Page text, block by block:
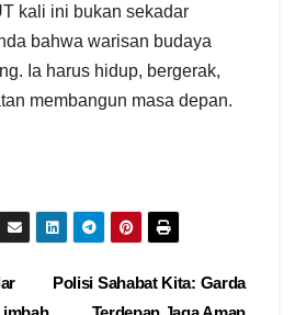
kali ini bukan sekadar
bahwa warisan budaya
Ia harus hidup, bergerak,
membangun masa depan.
Polisi Sahabat Kita: Garda